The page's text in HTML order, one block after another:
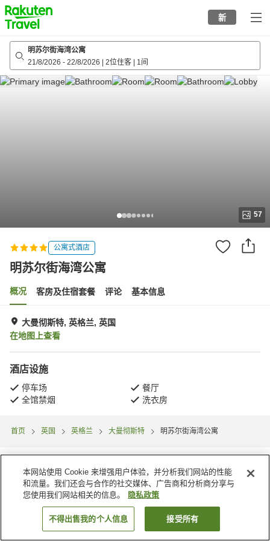
to
top
page
新
明苏尔街海湾公寓
21/8/2026 - 22/8/2026 2位住客 1间
57
公寓式酒店
明苏尔街海湾公寓
概况 客房及住宿套餐 评论 基本信息
大曼彻斯特, 英格兰, 英国
在地图上查看
酒店设施
停车场
餐厅
全馆禁烟
洗衣房
首页 英国 英格兰 大曼彻斯特 明苏尔街海湾公寓
搜索客房
本网站使用 Cookie 来增强用户体验，并分析我们网站的性能
和流量。我们还会与合作的社交媒体、广告商和分析商分享与
您使用我们网站相关的信息。
隐私政策
不得出售我的个人信息 接受所有